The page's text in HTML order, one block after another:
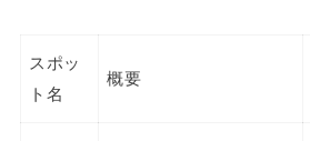
スポッ
ト名
概要